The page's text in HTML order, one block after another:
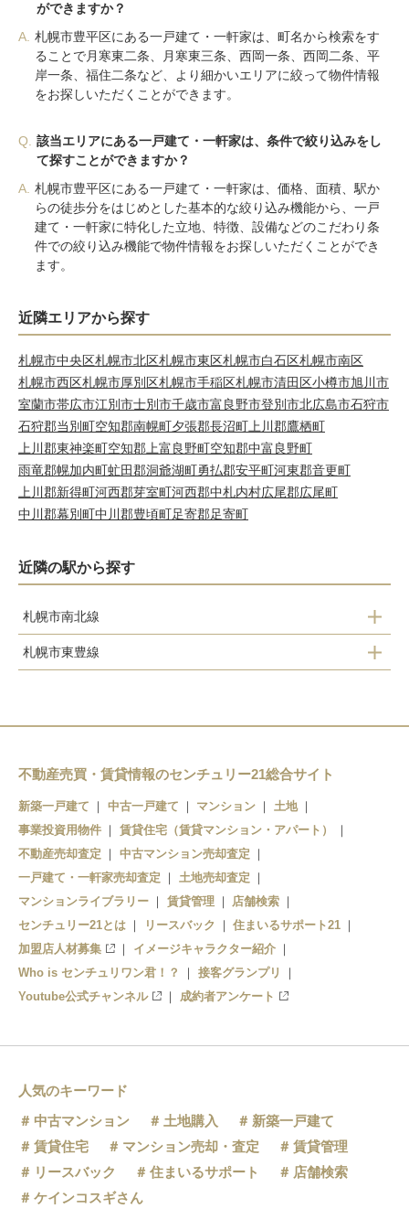
ができますか？
A. 札幌市豊平区にある一戸建て・一軒家は、町名から検索をす
ることで月寒東二条、月寒東三条、西岡一条、西岡二条、平
岸一条、福住二条など、より細かいエリアに絞って物件情報
をお探しいただくことができます。
Q.
該当エリアにある一戸建て・一軒家は、条件で絞り込みをし
て探すことができますか？
A. 札幌市豊平区にある一戸建て・一軒家は、価格、面積、駅か
らの徒歩分をはじめとした基本的な絞り込み機能から、一戸
建て・一軒家に特化した立地、特徴、設備などのこだわり条
件での絞り込み機能で物件情報をお探しいただくことができ
ます。
近隣エリアから探す
札幌市中央区札幌市北区札幌市東区札幌市白石区札幌市南区
札幌市西区札幌市厚別区札幌市手稲区札幌市清田区小樽市旭川市
室蘭市帯広市江別市士別市千歳市富良野市登別市北広島市石狩市
石狩郡当別町空知郡南幌町夕張郡長沼町 上川郡鷹栖町
上川郡東神楽町空知郡上富良野町空知郡中富良野町
雨竜郡幌加内町虻田郡洞爺湖町勇払郡安平町河東郡音更町
上川郡新得町河西郡芽室町河西郡中札内村広尾郡広尾町
中川郡幕別町中川郡豊頃町足寄郡足寄町
近隣の駅から探す
札幌市南北線
中の島駅
札幌市東豊線
豊平公園駅
美園駅
月寒中央駅
福住駅
不動産売買・賃貸情報のセンチュリー21総合サイト
新築一戸建て 中古一戸建て マンション
土地
事業投資用物件
賃貸住宅（賃貸マンション・アパート）
不動産売却査定
中古マンション売却査定
一戸建て・一軒家売却査定
土地売却査定
マンションライブラリー
賃貸管理
店舗検索
センチュリー21とは
リースバック
住まいるサポート21
加盟店人材募集
イメージキャラクター紹介
Who is センチュリワン君！？
接客グランプリ
Youtube公式チャンネル
成約者アンケート
人気のキーワード
中古マンション
土地購入
新築一戸建て
賃貸住宅
マンション売却・査定
賃貸管理
リースバック
住まいるサポート
店舗検索
ケインコスギさん